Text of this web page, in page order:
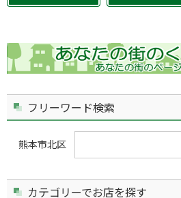
フリーワード検索
熊本市北区
カテゴリーでお店を探す